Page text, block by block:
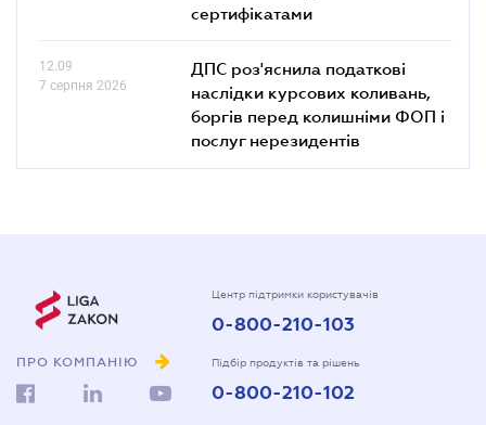
сертифікатами
12.09
7 серпня 2026
ДПС роз'яснила податкові
наслідки курсових коливань,
боргів перед колишніми ФОП і
послуг нерезидентів
ПРО КОМПАНІЮ
Центр підтримки користувачів
0-800-210-103
Підбір продуктів та рішень
0-800-210-102